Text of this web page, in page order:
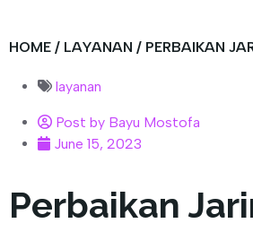
HOME / LAYANAN / PERBAIKAN
layanan
Post by Bayu Mostofa
June 15, 2023
Perbaikan